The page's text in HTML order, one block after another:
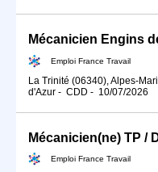
Mécanicien Engins
Emploi France Travail
La Trinité (06340), Alpes-
d'Azur - CDD - 10/07/2026
Emploi France Travail